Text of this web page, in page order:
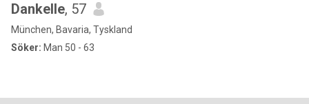
Dankelle, 57
München, Bavaria, Tyskland
Söker: Man 50 - 63